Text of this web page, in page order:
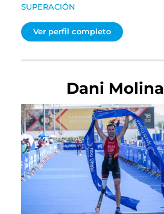
SUPERACIÓN
Ver perfil completo
Dani Molina